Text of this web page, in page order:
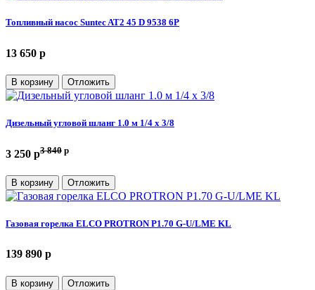
Топливный насос Suntec AT2 45 D 9538 6P
13 650 p
В корзину Отложить
Дизельный угловой шланг 1.0 м 1/4 х 3/8
3 250 p3 840 p
В корзину Отложить
Газовая горелка ELCO PROTRON P1.70 G-U/LME KL
139 890 p
В корзину Отложить